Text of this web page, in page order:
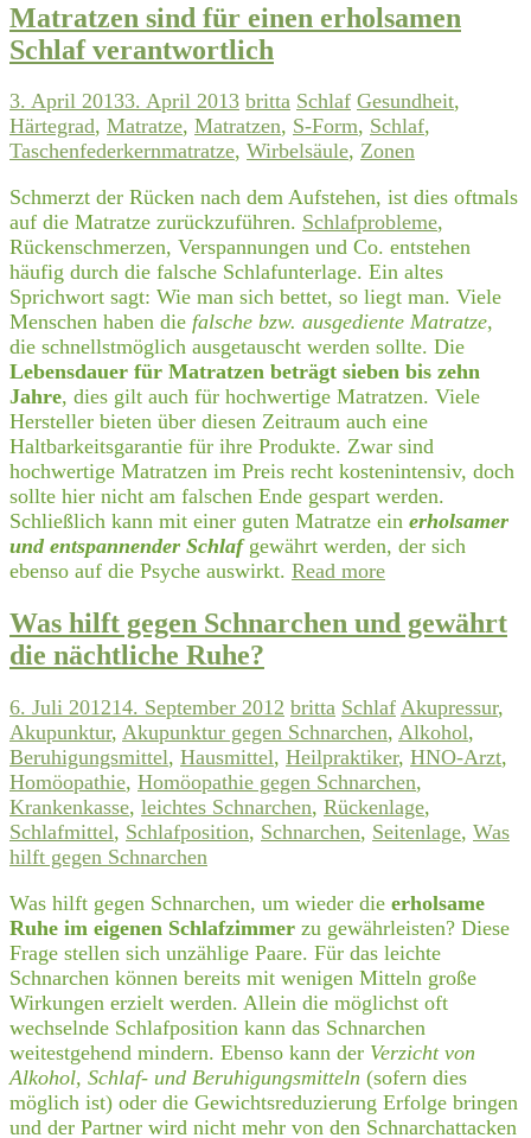
Matratzen sind für einen erholsamen
Schlaf verantwortlich
3. April 20133. April 2013 britta Schlaf Gesundheit,
Härtegrad, Matratze, Matratzen, S-Form, Schlaf,
Taschenfederkernmatratze, Wirbelsäule, Zonen
Schmerzt der Rücken nach dem Aufstehen, ist dies oftmals
auf die Matratze zurückzuführen. Schlafprobleme,
Rückenschmerzen, Verspannungen und Co. entstehen
häufig durch die falsche Schlafunterlage. Ein altes
Sprichwort sagt: Wie man sich bettet, so liegt man. Viele
Menschen haben die falsche bzw. ausgediente Matratze,
die schnellstmöglich ausgetauscht werden sollte. Die
Lebensdauer für Matratzen beträgt sieben bis zehn
Jahre, dies gilt auch für hochwertige Matratzen. Viele
Hersteller bieten über diesen Zeitraum auch eine
Haltbarkeitsgarantie für ihre Produkte. Zwar sind
hochwertige Matratzen im Preis recht kostenintensiv, doch
sollte hier nicht am falschen Ende gespart werden.
Schließlich kann mit einer guten Matratze ein erholsamer
und entspannender Schlaf gewährt werden, der sich
ebenso auf die Psyche auswirkt. Read more
Was hilft gegen Schnarchen und gewährt
die nächtliche Ruhe?
6. Juli 201214. September 2012 britta Schlaf Akupressur,
Akupunktur, Akupunktur gegen Schnarchen, Alkohol,
Beruhigungsmittel, Hausmittel, Heilpraktiker, HNO-Arzt,
Homöopathie, Homöopathie gegen Schnarchen,
Krankenkasse, leichtes Schnarchen, Rückenlage,
Schlafmittel, Schlafposition, Schnarchen, Seitenlage, Was
hilft gegen Schnarchen
Was hilft gegen Schnarchen, um wieder die erholsame
Ruhe im eigenen Schlafzimmer zu gewährleisten? Diese
Frage stellen sich unzählige Paare. Für das leichte
Schnarchen können bereits mit wenigen Mitteln große
Wirkungen erzielt werden. Allein die möglichst oft
wechselnde Schlafposition kann das Schnarchen
weitestgehend mindern. Ebenso kann der Verzicht von
Alkohol, Schlaf- und Beruhigungsmitteln (sofern dies
möglich ist) oder die Gewichtsreduzierung Erfolge bringen
und der Partner wird nicht mehr von den Schnarchattacken